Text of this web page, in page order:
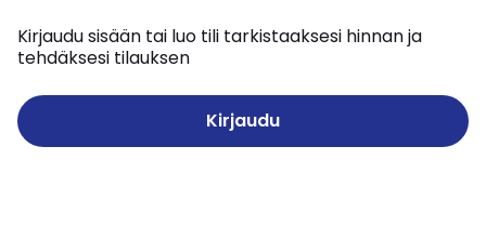
Kirjaudu sisään tai luo tili tarkistaaksesi hinnan ja
tehdäksesi tilauksen
Kirjaudu